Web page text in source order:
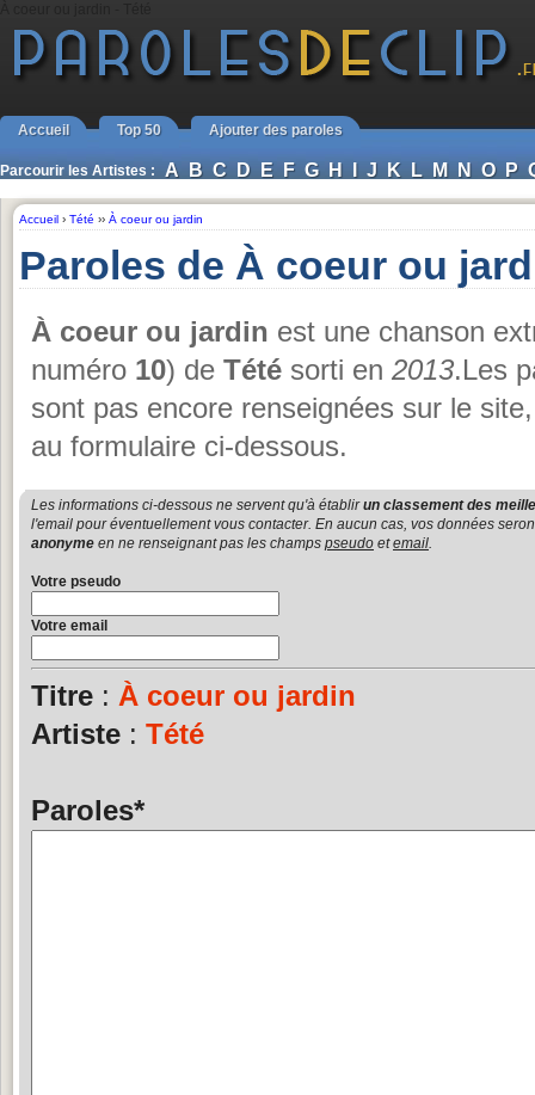
Accueil Top 50 Ajouter des paroles
Parcourir les Artistes : A B C D E F G H I J K L M N O P
Accueil › Tété ›› À coeur ou jardin
Paroles de À coeur ou
À coeur ou jardin est une chanson
numéro 10) de Tété sorti en 2013.Les
sont pas encore renseignées sur le
au formulaire ci-dessous.
Les informations ci-dessous ne servent qu'à établirun classement des
l'email pour éventuellement vous contacter. En aucun cas, vos données
anonyme en ne renseignant pas les champs pseudo etemail.
Votre pseudo
Votre email
Titre : À coeur ou jardin
Artiste : Tété
Paroles*